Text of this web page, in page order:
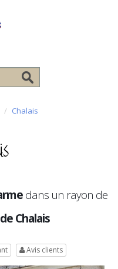
Chalais
dans un rayon de
Chalais
Avis clients